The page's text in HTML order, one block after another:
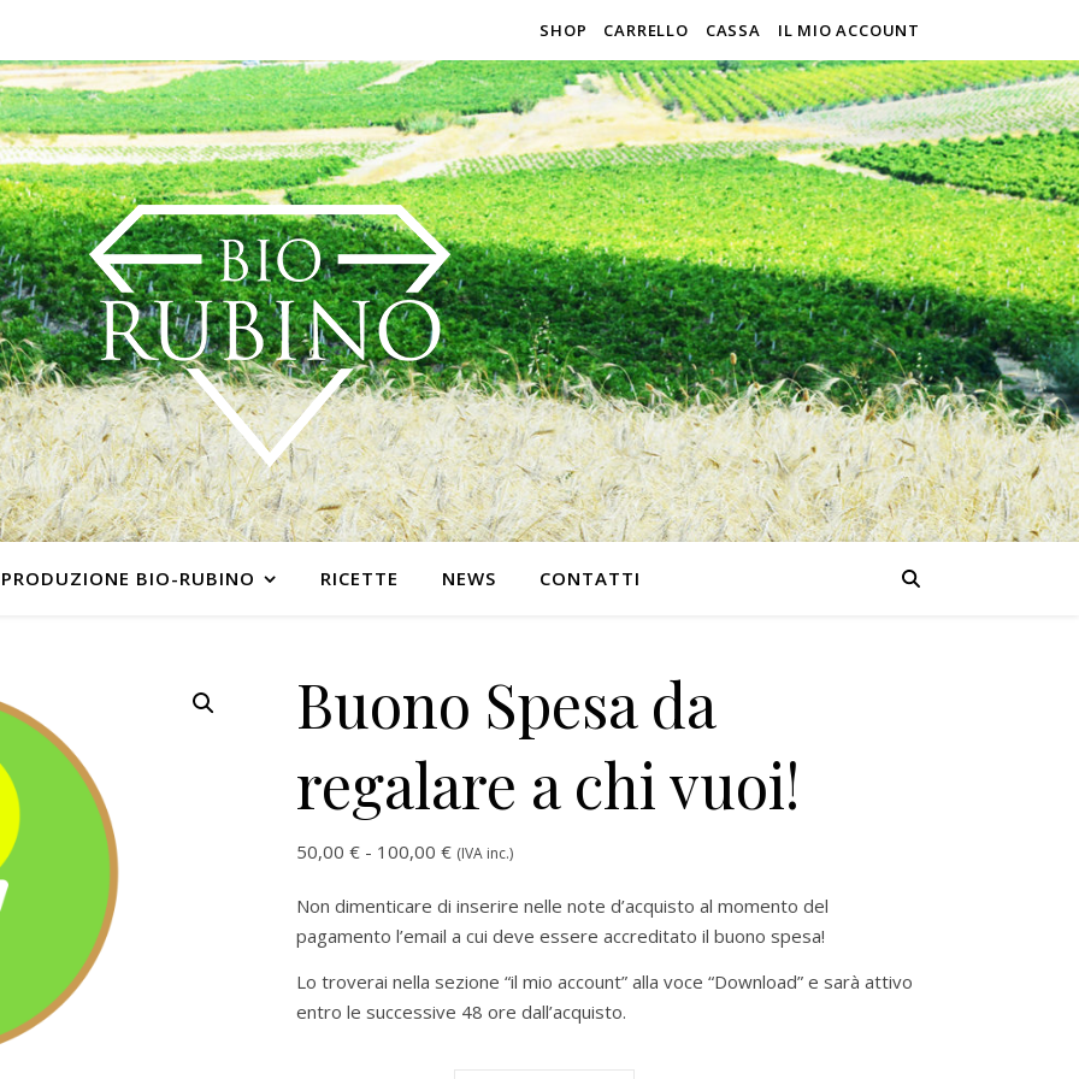
SHOP CARRELLO CASSA IL MIO ACCOUNT
PRODUZIONE BIO-RUBINO RICETTE NEWS CONTATTI
Buono Spesa da
regalare a chi vuoi!
50,00 € - 100,00 €Fascia di prezzo: da 50,00 € a 100,00 €
(IVA inc.)
Non dimenticare di inserire nelle note d’acquisto al momento del
pagamento l’email a cui deve essere accreditato il buono spesa!
Lo troverai nella sezione “il mio account” alla voce “Download” e sarà attivo
entro le successive 48 ore dall’acquisto.